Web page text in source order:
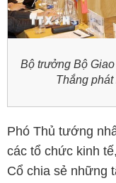
Bộ trưởng Bộ
Thắng
Phó Thủ tướng
các tổ chức kinh
Cổ chia sẻ những